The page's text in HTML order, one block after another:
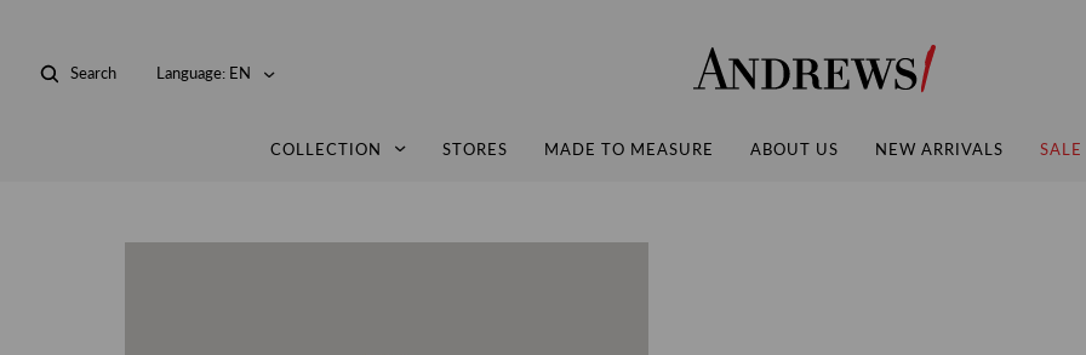
Andrews
Search Language: EN
COLLECTION STORES MADE TO MEASURE ABOUT US NEW ARRIVALS SALE